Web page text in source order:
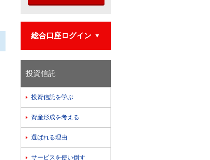
総合口座ログイン
投資信託
 投資信託を学ぶ
 資産形成を考える
 選ばれる理由
 サービスを使い倒す